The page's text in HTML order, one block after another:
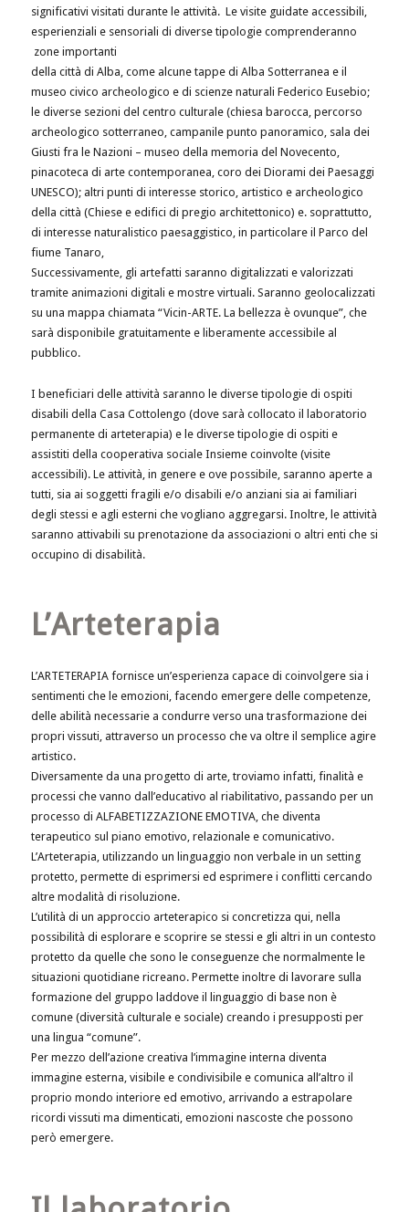
significativi visitati durante le attività. Le visite guidate accessibili,
esperienziali e sensoriali di diverse tipologie comprenderanno
zone importanti
della città di Alba, come alcune tappe di Alba Sotterranea e il
museo civico archeologico e di scienze naturali Federico Eusebio;
le diverse sezioni del centro culturale (chiesa barocca, percorso
archeologico sotterraneo, campanile punto panoramico, sala dei
Giusti fra le Nazioni – museo della memoria del Novecento,
pinacoteca di arte contemporanea, coro dei Diorami dei Paesaggi
UNESCO); altri punti di interesse storico, artistico e archeologico
della città (Chiese e edifici di pregio architettonico) e. soprattutto,
di interesse naturalistico paesaggistico, in particolare il Parco del
fiume Tanaro,
Successivamente, gli artefatti saranno digitalizzati e valorizzati
tramite animazioni digitali e mostre virtuali. Saranno geolocalizzati
su una mappa chiamata “Vicin-ARTE. La bellezza è ovunque”, che
sarà disponibile gratuitamente e liberamente accessibile al
pubblico.
I beneficiari delle attività saranno le diverse tipologie di ospiti
disabili della Casa Cottolengo (dove sarà collocato il laboratorio
permanente di arteterapia) e le diverse tipologie di ospiti e
assistiti della cooperativa sociale Insieme coinvolte (visite
accessibili). Le attività, in genere e ove possibile, saranno aperte a
tutti, sia ai soggetti fragili e/o disabili e/o anziani sia ai familiari
degli stessi e agli esterni che vogliano aggregarsi. Inoltre, le attività
saranno attivabili su prenotazione da associazioni o altri enti che si
occupino di disabilità.
L’Arteterapia
L’ARTETERAPIA fornisce un’esperienza capace di coinvolgere sia i
sentimenti che le emozioni, facendo emergere delle competenze,
delle abilità necessarie a condurre verso una trasformazione dei
propri vissuti, attraverso un processo che va oltre il semplice agire
artistico.
Diversamente da una progetto di arte, troviamo infatti, finalità e
processi che vanno dall’educativo al riabilitativo, passando per un
processo di ALFABETIZZAZIONE EMOTIVA, che diventa
terapeutico sul piano emotivo, relazionale e comunicativo.
L’Arteterapia, utilizzando un linguaggio non verbale in un setting
protetto, permette di esprimersi ed esprimere i conflitti cercando
altre modalità di risoluzione.
L’utilità di un approccio arteterapico si concretizza qui, nella
possibilità di esplorare e scoprire se stessi e gli altri in un contesto
protetto da quelle che sono le conseguenze che normalmente le
situazioni quotidiane ricreano. Permette inoltre di lavorare sulla
formazione del gruppo laddove il linguaggio di base non è
comune (diversità culturale e sociale) creando i presupposti per
una lingua “comune”.
Per mezzo dell’azione creativa l’immagine interna diventa
immagine esterna, visibile e condivisibile e comunica all’altro il
proprio mondo interiore ed emotivo, arrivando a estrapolare
ricordi vissuti ma dimenticati, emozioni nascoste che possono
però emergere.